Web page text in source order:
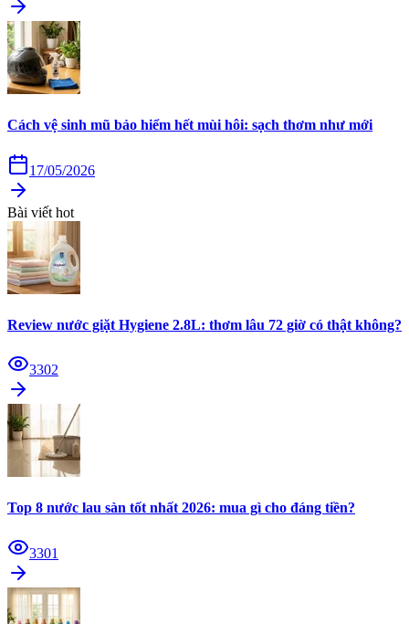
Cách vệ sinh mũ bảo hiểm hết mùi hôi: sạch thơm như mới
17/05/2026
Bài viết hot
Review nước giặt Hygiene 2.8L: thơm lâu 72 giờ có thật không?
3302
Top 8 nước lau sàn tốt nhất 2026: mua gì cho đáng tiền?
3301